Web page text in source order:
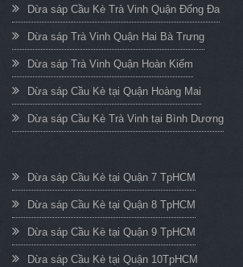
Dừa sáp Cầu Kè Trà Vinh Quận Đống Đa
Dừa sáp Trà Vinh Quận Hai Bà Trưng
Dừa sáp Trà Vinh Quận Hoàn Kiếm
Dừa sáp Cầu Kè tại Quận Hoàng Mai
Dừa sáp Cầu Kè Trà Vinh tại Bình Dương
Dừa sáp Cầu Kè tại Quận 7 TpHCM
Dừa sáp Cầu Kè tại Quận 8 TpHCM
Dừa sáp Cầu Kè tại Quận 9 TpHCM
Dừa sáp Cầu Kè tại Quận 10TpHCM